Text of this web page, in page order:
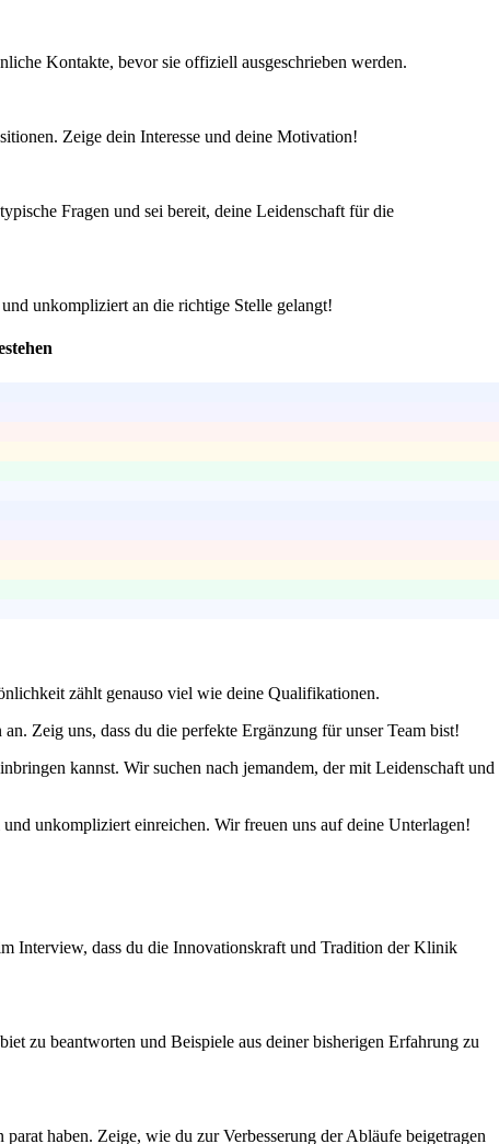
Kontakte, bevor sie offiziell ausgeschrieben werden.
Zeige dein Interesse und deine Motivation!
Fragen und sei bereit, deine Leidenschaft für die
unkompliziert an die richtige Stelle gelangt!
zählt genauso viel wie deine Qualifikationen.
Zeig uns, dass du die perfekte Ergänzung für unser Team bist!
kannst. Wir suchen nach jemandem, der mit Leidenschaft und
unkompliziert einreichen. Wir freuen uns auf deine Unterlagen!
dass du die Innovationskraft und Tradition der Klinik
zu beantworten und Beispiele aus deiner bisherigen Erfahrung zu
haben. Zeige, wie du zur Verbesserung der Abläufe beigetragen